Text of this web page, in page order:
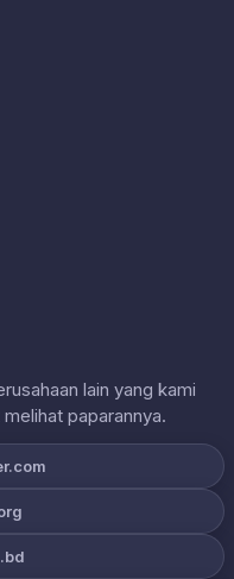
lain yang kami
paparannya.